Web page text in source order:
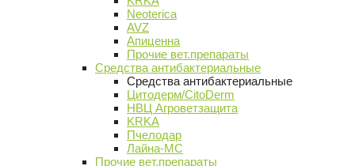
Neoterica
AVZ
Апиценна
Прочие вет.препараты
Средства антибактериальные
Средства антибактериальные
Цитодерм/CitoDerm
НВЦ Агроветзащита
KRKA
Пчелодар
Лайна-МС
Прочие вет.препараты